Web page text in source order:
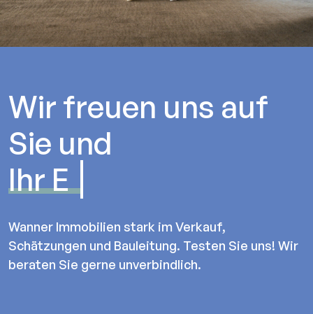
Wir freuen uns auf
Sie und
Ihr Einfamil
Wanner Immobilien stark im Verkauf,
Schätzungen und Bauleitung. Testen Sie uns! Wir
beraten Sie gerne unverbindlich.